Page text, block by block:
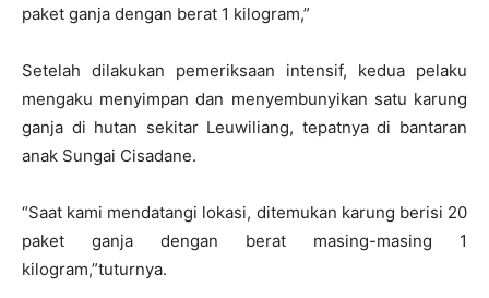
paket ganja dengan berat 1 kilogram,”
Setelah dilakukan pemeriksaan intensif, kedua pelaku
mengaku menyimpan dan menyembunyikan satu karung
ganja di hutan sekitar Leuwiliang, tepatnya di bantaran
anak Sungai Cisadane.
“Saat kami mendatangi lokasi, ditemukan karung berisi 20
paket ganja dengan berat masing-masing 1
kilogram,”tuturnya.